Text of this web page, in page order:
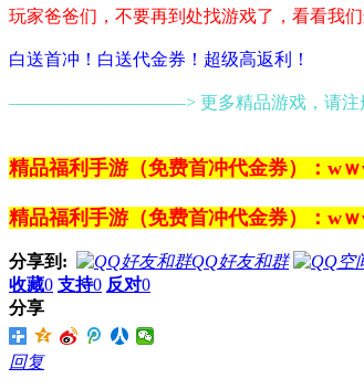
玩家爸爸们，不要再到处找游戏了，看看我们
白送首冲！白送代金券！超级高返利！
——————————> 更多精品游戏，请
精品福利手游（免费首冲代金券）：w
精品福利手游（免费首冲代金券）：w
分享到: QQ好友和群
收藏0 支持0 反对0
分享
回复